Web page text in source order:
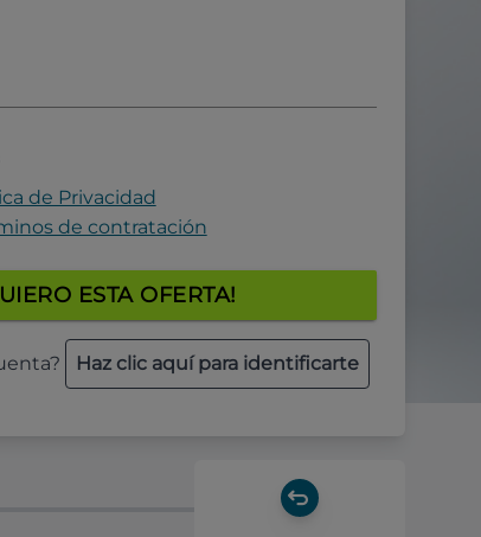
de Privacidad
de contratación
ESTA OFERTA!
Haz clic aquí para identificarte